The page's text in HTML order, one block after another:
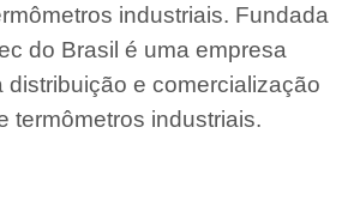
industriais. Fundada
do Brasil é uma empresa
distribuição e comercialização
termômetros industriais.